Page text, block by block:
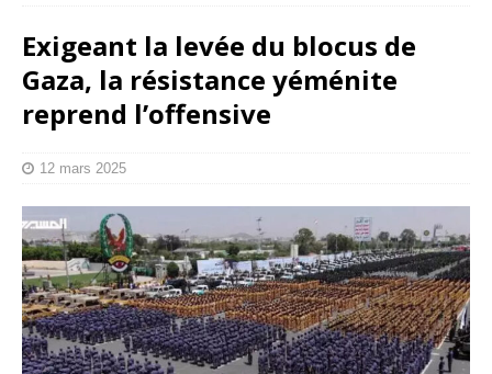
Exigeant la levée du blocus de
Gaza, la résistance yéménite
reprend l’offensive
12 mars 2025